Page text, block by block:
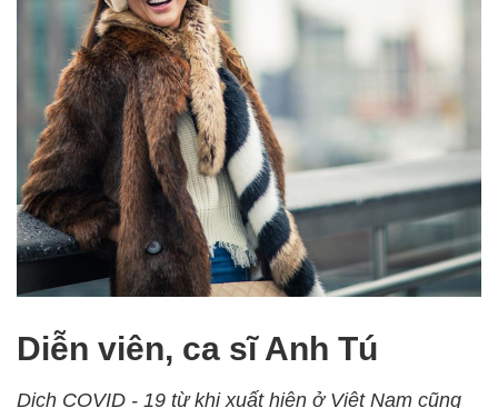
Diễn viên, ca sĩ Anh Tú
Dịch COVID - 19 từ khi xuất hiện ở Việt Nam cũng